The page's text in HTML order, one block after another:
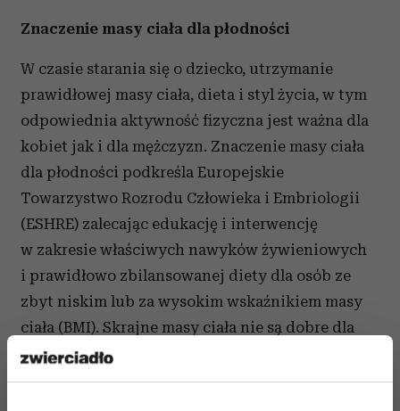
Znaczenie masy ciała dla płodności
W czasie starania się o dziecko, utrzymanie
prawidłowej masy ciała, dieta i styl życia, w tym
odpowiednia aktywność fizyczna jest ważna dla
kobiet jak i dla mężczyzn. Znaczenie masy ciała
dla płodności podkreśla Europejskie
Towarzystwo Rozrodu Człowieka i Embriologii
(ESHRE) zalecając edukację i interwencję
w zakresie właściwych nawyków żywieniowych
i prawidłowo zbilansowanej diety dla osób ze
zbyt niskim lub za wysokim wskaźnikiem masy
ciała (BMI). Skrajne masy ciała nie są dobre dla
płodności. Ryzyko niepłodności jest wyższe
u osób z nadwagą, otyłością oraz niedowagą,